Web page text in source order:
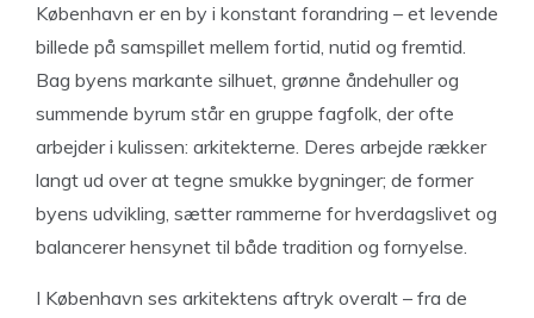
København er en by i konstant forandring – et levende
billede på samspillet mellem fortid, nutid og fremtid.
Bag byens markante silhuet, grønne åndehuller og
summende byrum står en gruppe fagfolk, der ofte
arbejder i kulissen: arkitekterne. Deres arbejde rækker
langt ud over at tegne smukke bygninger; de former
byens udvikling, sætter rammerne for hverdagslivet og
balancerer hensynet til både tradition og fornyelse.
I København ses arkitektens aftryk overalt – fra de